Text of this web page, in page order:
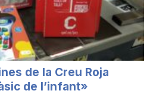
de la Creu Roja
de l’infant»